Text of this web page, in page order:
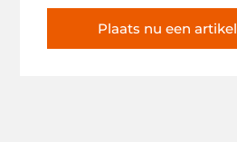
Plaats nu een artikel